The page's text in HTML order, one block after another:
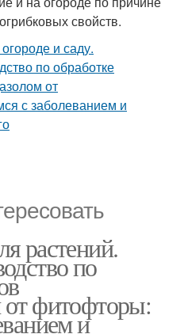
свойств.
растений.
по
от фитофторы:
и